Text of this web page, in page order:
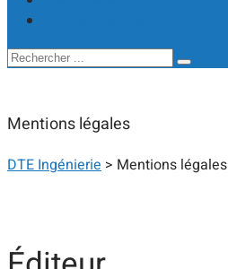
Mentions légales
DTE Ingénierie > Mentions légales